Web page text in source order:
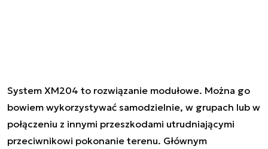
System XM204 to rozwiązanie modułowe. Można go
bowiem wykorzystywać samodzielnie, w grupach lub w
połączeniu z innymi przeszkodami utrudniającymi
przeciwnikowi pokonanie terenu. Głównym